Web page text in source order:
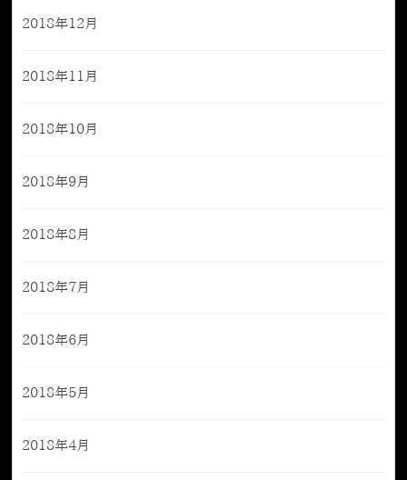
2018年12月
2018年11月
2018年10月
2018年9月
2018年8月
2018年7月
2018年6月
2018年5月
2018年4月